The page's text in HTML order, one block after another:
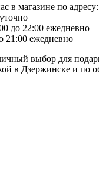
в магазине по адресу:
до 22:00 ежедневно
21:00 ежедневно
выбор для
в Дзержинске и по